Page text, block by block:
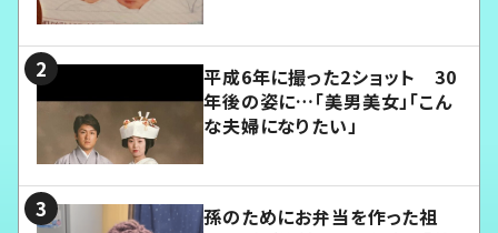
平成6年に撮った2ショット 30
年後の姿に…「美男美女」「こん
な夫婦になりたい」
孫のためにお弁当を作った祖